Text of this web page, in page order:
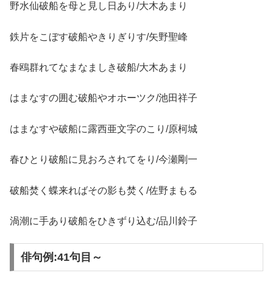
野水仙破船を母と見し日あり/大木あまり
鉄片をこぼす破船やきりぎりす/矢野聖峰
春鴎群れてなまなましき破船/大木あまり
はまなすの囲む破船やオホーツク/池田祥子
はまなすや破船に露西亜文字のこり/原柯城
春ひとり破船に見おろされてをり/今瀬剛一
破船焚く蝶来ればその影も焚く/佐野まもる
渦潮に手あり破船をひきずり込む/品川鈴子
俳句例:41句目～